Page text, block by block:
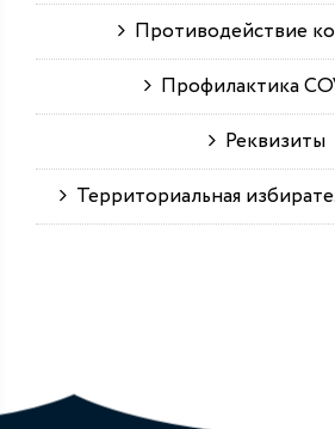
Противодействие
Профилактика
Реквизиты
Территориальная